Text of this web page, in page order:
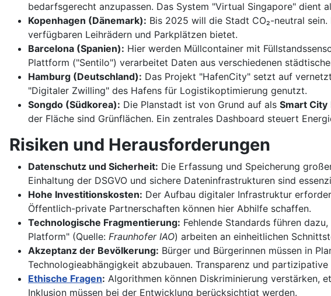
bedarfsgerecht anzupassen. Das System "Virtual Singapore" dient
Kopenhagen (Dänemark): Bis 2025 will die Stadt CO₂-neutral
verfügbaren Leihrädern und Parkplätzen bietet.
Barcelona (Spanien): Hier werden Müllcontainer mit
Plattform ("Sentilo") verarbeitet Daten aus verschiedenen
Hamburg (Deutschland): Das Projekt "HafenCity" setzt auf
"Digitaler Zwilling" des Hafens für Logistikoptimierung genutzt.
Songdo (Südkorea): Die Planstadt ist von Grund auf als Smart City
der Fläche sind Grünflächen. Ein zentrales Dashboard steuert
Risiken und Herausforderungen
Datenschutz und Sicherheit: Die Erfassung und Speicherung
Einhaltung der DSGVO und sichere Dateninfrastrukturen sind
Hohe Investitionskosten: Der Aufbau digitaler Infrastruktur
Öffentlich-private Partnerschaften können hier Abhilfe schaffen.
Technologische Fragmentierung: Fehlende Standards führen
Platform" (Quelle: Fraunhofer IAO) arbeiten an einheitlichen
Akzeptanz der Bevölkerung: Bürger und Bürgerinnen müssen in
Technologieabhängigkeit abzubauen. Transparenz und
Ethische Fragen: Algorithmen können Diskriminierung verstärken,
Inklusion müssen bei der Entwicklung berücksichtigt werden.